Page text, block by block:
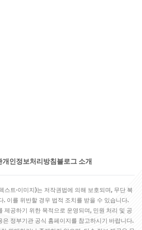
개인정보처리방침블로그 소개
스트·이미지)는 저작권법에 의해 보호되며, 무단 복
. 이를 위반할 경우 법적 조치를 받을 수 있습니다.
제공하기 위한 목적으로 운영되며, 민원 처리 및 공
은 정부기관 공식 홈페이지를 참고하시기 바랍니다.